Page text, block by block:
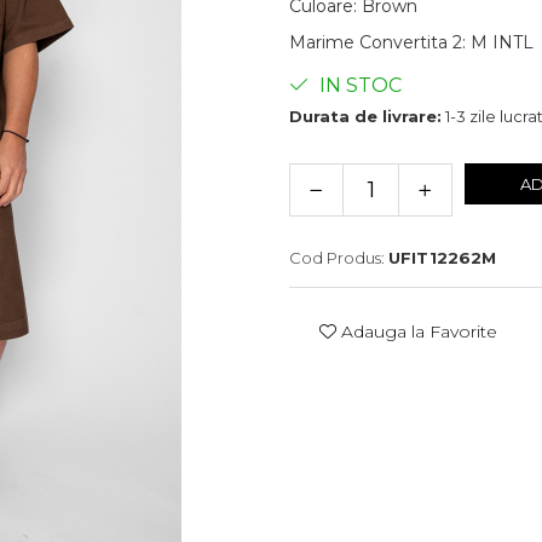
Culoare: Brown
Marime Convertita 2: M INTL
IN STOC
Durata de livrare: 1-3 zile
Cod Produs: UFIT12262M
Adauga la Favorite